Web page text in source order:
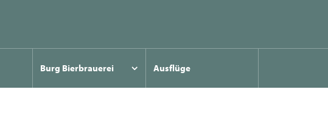
Burg Bierbrauerei Ausflüge